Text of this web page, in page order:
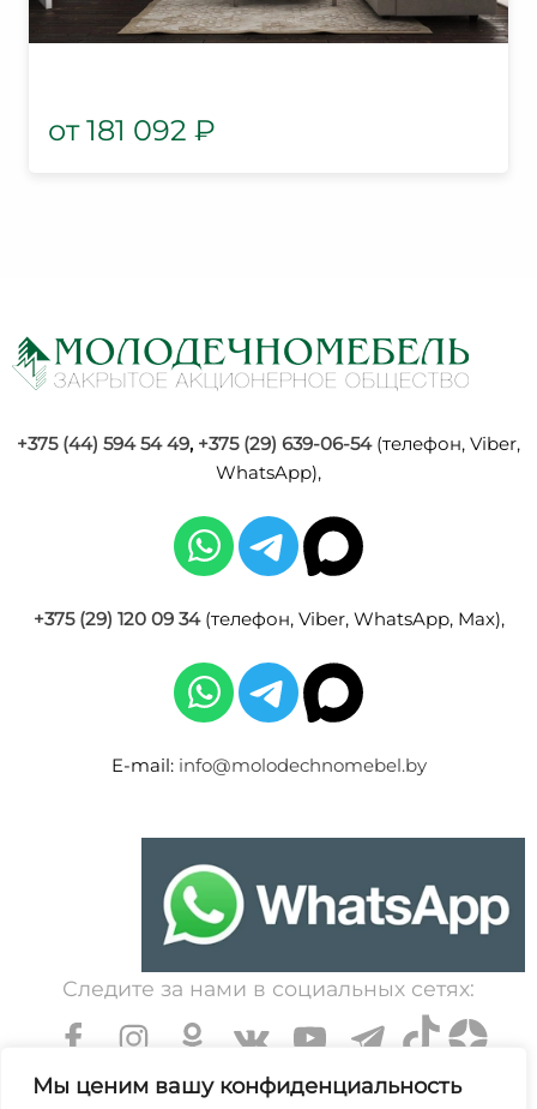
Мы ценим вашу конфиденциальность
181 092 ₽
+375 (44) 594 54 49, +375 (29) 639-06-54(телефон, Viber,
WhatsApp),
+375 (29) 120 09 34(телефон, Viber, WhatsApp, Max),
E-mail: info@molodechnomebel.by
Следите за нами в социальных сетях: